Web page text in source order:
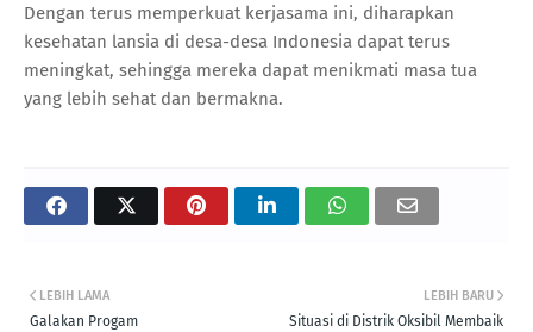
Dengan terus memperkuat kerjasama ini, diharapkan
kesehatan lansia di desa-desa Indonesia dapat terus
meningkat, sehingga mereka dapat menikmati masa tua
yang lebih sehat dan bermakna.
LEBIH BARU
Situasi di Distrik Oksibil Membaik
LEBIH LAMA
Galakan Progam